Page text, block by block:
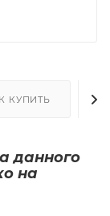
КУПИТЬ
данного
на